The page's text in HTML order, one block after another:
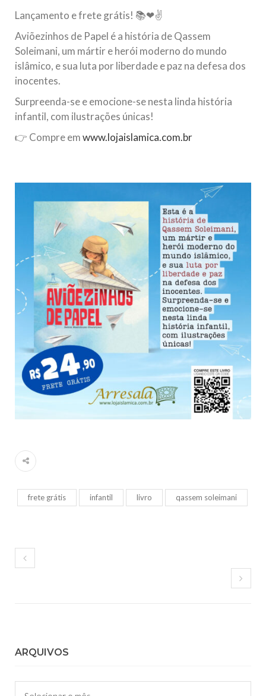
Centro Islâmico no Brasil recebe o ex-
ministro das Relações Exteriores da
República Islâmica do Irã
Brasil recebeu em sua sede, em São Paulo, o ex-ministro das
Relações Exteriores da República Islâmica do Irã, Sr. Kamal
Kharrazi, que encontra-se visitando
Lançamento e frete grátis! 📚❤✌
Aviõezinhos de Papel é a história de Qassem
Soleimani, um mártir e herói moderno do mundo
islâmico, e sua luta por liberdade e paz na defesa dos
inocentes.
Surpreenda-se e emocione-se nesta linda história
infantil, com ilustrações únicas!
👉 Compre emwww.lojaislamica.com.br
frete grátis infantil livro qassem soleimani
ARQUIVOS
Arquivos